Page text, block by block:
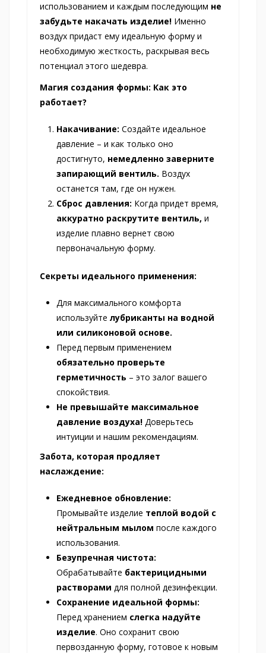
использованием и каждым последующим не
забудьте накачать изделие! Именно
воздух придаст ему идеальную форму и
необходимую жесткость, раскрывая весь
потенциал этого шедевра.
Магия создания формы: Как это
работает?
Накачивание: Создайте идеальное
давление – и как только оно
достигнуто, немедленно заверните
запирающий вентиль. Воздух
останется там, где он нужен.
Сброс давления: Когда придет время,
аккуратно раскрутите вентиль, и
изделие плавно вернет свою
первоначальную форму.
Секреты идеального применения:
Для максимального комфорта
используйте лубриканты на водной
или силиконовой основе.
Перед первым применением
обязательно проверьте
герметичность – это залог вашего
спокойствия.
Не превышайте максимальное
давление воздуха! Доверьтесь
интуиции и нашим рекомендациям.
Забота, которая продляет
наслаждение:
Ежедневное обновление:
Промывайте изделие теплой водой с
нейтральным мылом после каждого
использования.
Безупречная чистота:
Обрабатывайте бактерицидными
растворами для полной дезинфекции.
Сохранение идеальной формы:
Перед хранением слегка надуйте
изделие. Оно сохранит свою
первозданную форму, готовое к новым